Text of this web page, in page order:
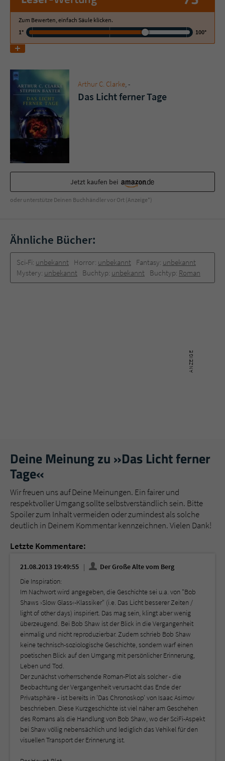
Zum Bewerten, einfach Säule klicken.
1°
100°
Arthur C. Clarke , -
Das Licht ferner Tage
Jetzt kaufen bei
oder unterstütze Deinen Buchhändler vor Ort (Anzeige*)
Ähnliche Bücher:
Sci-Fi: unbekannt Horror: unbekannt Fantasy: unbekannt
Mystery: unbekannt Buchtyp: unbekannt Buchtyp: Roman
Deine Meinung zu »Das Licht ferner
Tage«
Wir freuen uns auf Deine Meinungen. Ein fairer und
respektvoller Umgang sollte selbstverständlich sein. Bitte
Spoiler zum Inhalt vermeiden oder zumindest als solche
deutlich in Deinem Kommentar kennzeichnen. Vielen Dank!
Letzte Kommentare:
21.08.2013 19:49:55
Der Große Alte vom Berg
Die Inspiration:
Im Nachwort wird angegeben, die Geschichte sei u.a. von "Bob
Shaws ›Slow Glass‹-Klassiker" (i.e. Das Licht besserer Zeiten /
light of other days) inspiriert. Das mag sein, klingt aber wenig
überzeugend. Bei Bob Shaw ist der Blick in die Vergangenheit
einmalig und nicht reproduzierbar. Zudem schrieb Bob Shaw
keine technisch-soziologische Geschichte, sondern warf einen
poetischen Blick auf den Umgang mit persönlicher Erinnerung,
Leben und Tod.
Der zunächst vorherrschende Roman-Plot als solcher - die
Beobachtung der Vergangenheit verursacht das Ende der
Privatsphäre - ist bereits in 'Das Chronoskop' von Isaac Asimov
beschrieben. Diese Kurzgeschichte ist viel näher am Geschehen
des Romans als die Handlung von Bob Shaw, wo der SciFi-Aspekt
bei Shaw völlig nebensächlich und lediglich das Vehikel für den
visuellen Transport der Erinnerung ist.
Name tx_pwcomments_ahash
Anbieter
Laufzeit
Zweck Cookie für Kommentare einzelner Buchtitel
Name
Anbieter
Laufzeit Session
Dieses Cookie gewährleistet die
Kommunikation der Webseite mit dem
überprüfen.